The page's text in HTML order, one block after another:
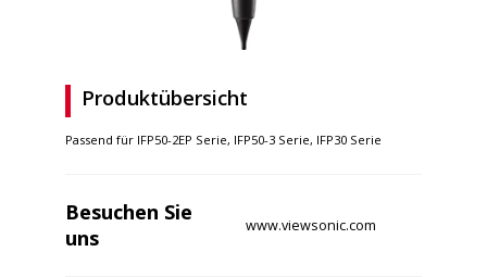
Produktübersicht
Passend für IFP50-2EP Serie, IFP50-3 Serie, IFP30 Serie
Besuchen Sie
uns
www.viewsonic.com